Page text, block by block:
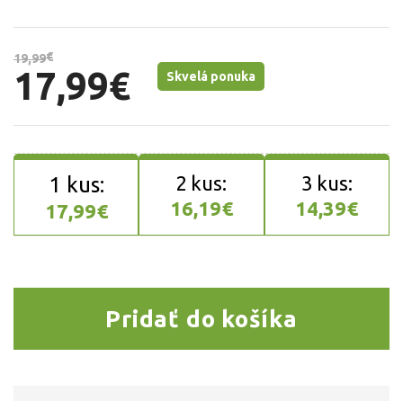
19,99€
17,99€ Skvelá ponuka
17,99€ 16,19€ 14,39€
Pridať do košíka